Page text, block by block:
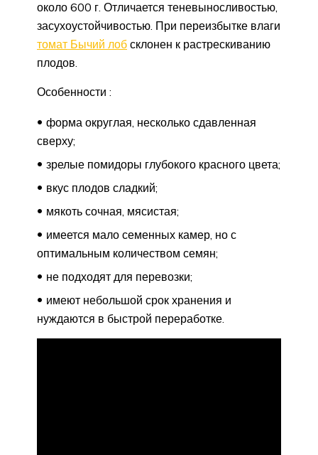
около 600 г. Отличается теневыносливостью,
засухоустойчивостью. При переизбытке влаги
томат Бычий лоб склонен к растрескиванию
плодов.
Особенности :
форма округлая, несколько сдавленная
сверху;
зрелые помидоры глубокого красного цвета;
вкус плодов сладкий;
мякоть сочная, мясистая;
имеется мало семенных камер, но с
оптимальным количеством семян;
не подходят для перевозки;
имеют небольшой срок хранения и
нуждаются в быстрой переработке.